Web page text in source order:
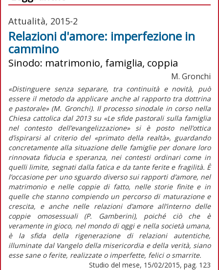
Attualità, 2015-2
Relazioni d'amore: imperfezione in
cammino
Sinodo: matrimonio, famiglia, coppia
M. Gronchi
«Distinguere senza separare, tra continuità e novità, può
essere il metodo da applicare anche al rapporto tra dottrina
e pastorale» (M. Gronchi). Il processo sinodale in corso nella
Chiesa cattolica dal 2013 su «Le sfide pastorali sulla famiglia
nel contesto dell’evangelizzazione» si è posto nell’ottica
d’ispirarsi al criterio del «primato della realtà», guardando
concretamente alla situazione delle famiglie per donare loro
rinnovata fiducia e speranza, nei contesti ordinari come in
quelli limite, segnati dalla fatica e da tante ferite e fragilità. È
l’occasione per uno sguardo diverso sui rapporti d’amore, nel
matrimonio e nelle coppie di fatto, nelle storie finite e in
quelle che stanno compiendo un percorso di maturazione e
crescita, e anche nelle relazioni d’amore all’interno delle
coppie omosessuali (P. Gamberini), poiché ciò che è
veramente in gioco, nel mondo di oggi e nella società umana,
è la sfida della rigenerazione di relazioni autentiche,
illuminate dal Vangelo della misericordia e della verità, siano
esse sane o ferite, realizzate o imperfette, felici o smarrite.
Studio del mese, 15/02/2015, pag. 123